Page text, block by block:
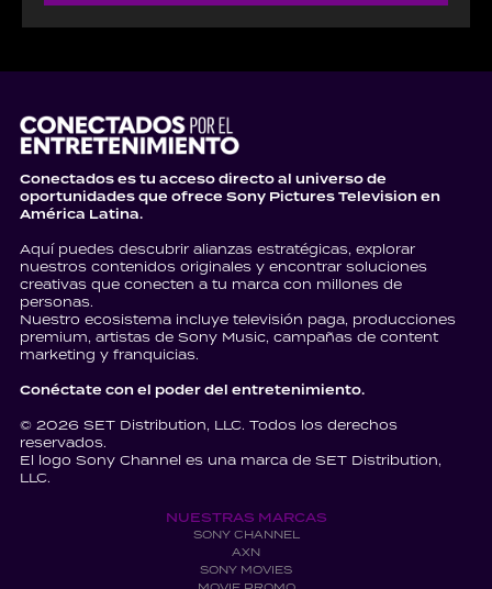
Conectados es tu acceso directo al universo de
oportunidades que ofrece Sony Pictures Television en
América Latina.
Aquí puedes descubrir alianzas estratégicas, explorar
nuestros contenidos originales y encontrar soluciones
creativas que conecten a tu marca con millones de
personas.
Nuestro ecosistema incluye televisión paga, producciones
premium, artistas de Sony Music, campañas de content
marketing y franquicias.
Conéctate con el poder del entretenimiento.
© 2026 SET Distribution, LLC. Todos los derechos
reservados.
El logo Sony Channel es una marca de SET Distribution,
LLC.
NUESTRAS MARCAS
SONY CHANNEL
AXN
SONY MOVIES